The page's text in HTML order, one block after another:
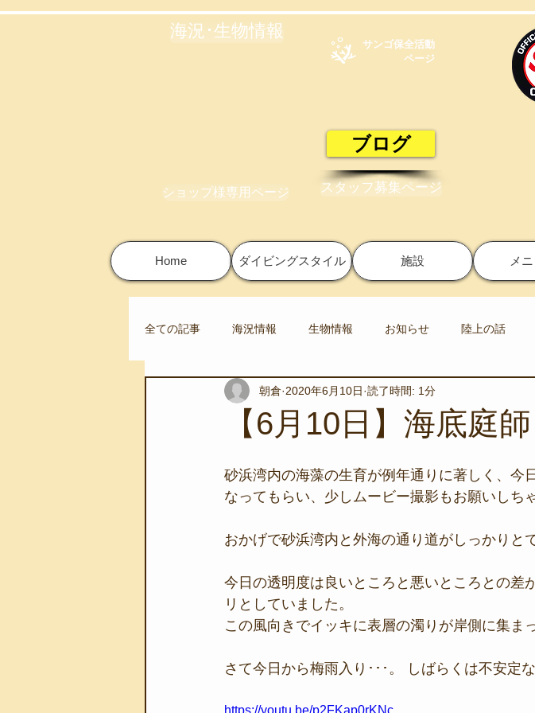
海況･生物情報
サンゴ保全活動​
ページ
ブログ
ショップ様専用ページ スタッフ募集ページ
Home ダイビングスタイル 施設 メ
全ての記事 海況情報 生物情報 お知らせ 陸上の話
スノーケリングツアー 自然環境保全 ワカメの養殖
地域のこと 磯あそび教室 環境保全活動 施設 水
【6月10日】海底庭
朝倉 2020年6月10日 読了時間: 1分
砂浜湾内の海藻の生育が例年通りに著しく、今
なってもらい、少しムービー撮影もお願いしち
おかげで砂浜湾内と外海の通り道がしっかりと
今日の透明度は良いところと悪いところとの差
リとしていました。
この風向きでイッキに表層の濁りが岸側に集ま
さて今日から梅雨入り･･･。 しばらくは不安定
https://youtu.be/p2FKap0rKNc